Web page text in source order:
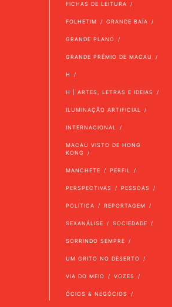
FICHAS DE LEITURA
FOLHETIM GRANDE BAÍA
GRANDE PLANO
GRANDE PRÉMIO DE MACAU
H
H | ARTES, LETRAS E IDEIAS
ILUMINAÇÃO ARTIFICIAL
INTERNACIONAL
MACAU VISTO DE HONG
KONG
MANCHETE PERFIL
PERSPECTIVAS PESSOAS
POLÍTICA REPORTAGEM
SEXANÁLISE SOCIEDADE
SORRINDO SEMPRE
UM GRITO NO DESERTO
VIA DO MEIO VOZES
ÓCIOS & NEGÓCIOS